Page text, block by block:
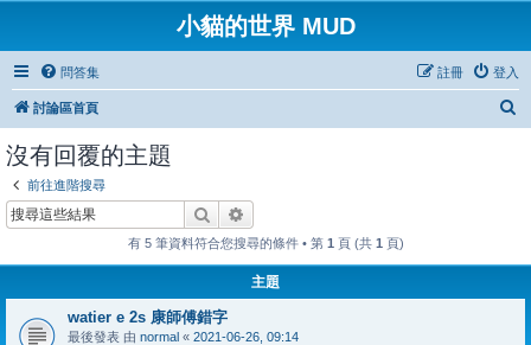
小貓的世界 MUD
問答集 登入
註冊
討論區首頁
沒有回覆的主題
前往進階搜尋
搜尋
有 5 筆資料符合您搜尋的條件 • 第 1 頁 (共 1 頁)
主題
watier e 2s 康師傅錯字
最後發表 由 normal « 2021-06-26, 09:14